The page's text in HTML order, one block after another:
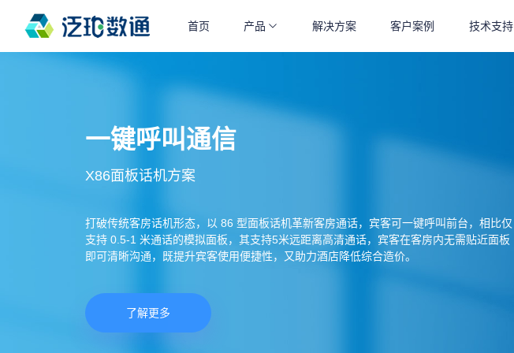
首页 产品 解决方案 客户案例 技术支持
一键呼叫通信
X86面板话机方案
打破传统客房话机形态，以 86 型面板话机革新客房通话，宾客可一键呼叫前台，相比仅
支持 0.5-1 米通话的模拟面板，其支持5米远距离高清通话，宾客在客房内无需贴近面板
即可清晰沟通，既提升宾客使用便捷性，又助力酒店降低综合造价。
了解更多